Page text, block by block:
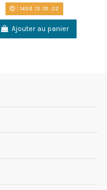
143d.13:01 :22
Ajouter au panier